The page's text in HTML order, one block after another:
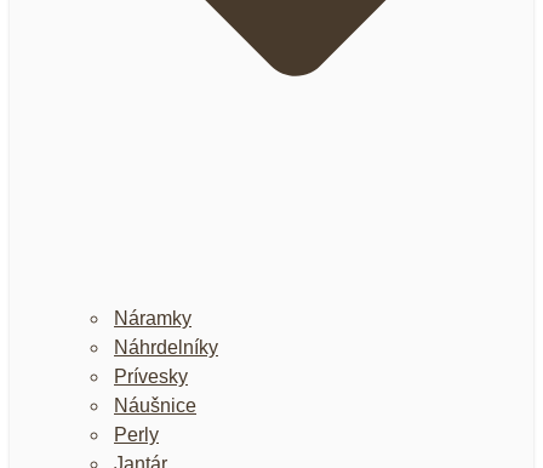
Náramky
Náhrdelníky
Prívesky
Náušnice
Perly
Jantár